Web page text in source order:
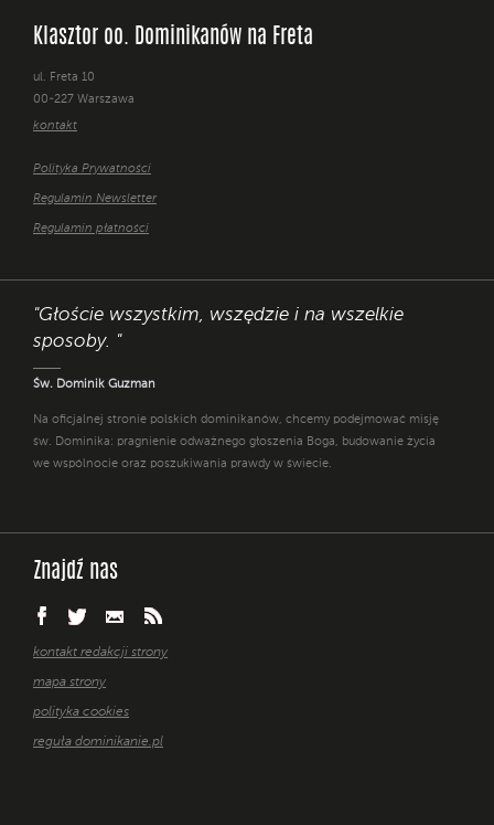
Klasztor oo. Dominikanów na Freta
ul. Freta 10
00-227 Warszawa
kontakt
Polityka Prywatności
Regulamin Newsletter
Regulamin płatności
"Głoście wszystkim, wszędzie i na wszelkie
sposoby. "
Św. Dominik Guzman
Na oficjalnej stronie polskich dominikanów, chcemy podejmować misję
św. Dominika: pragnienie odważnego głoszenia Boga, budowanie życia
we wspólnocie oraz poszukiwania prawdy w świecie.
Znajdź nas
kontakt redakcji strony
mapa strony
polityka cookies
reguła dominikanie.pl